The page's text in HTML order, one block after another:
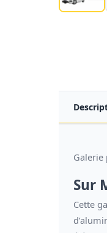
Galerie
Sur
Cette